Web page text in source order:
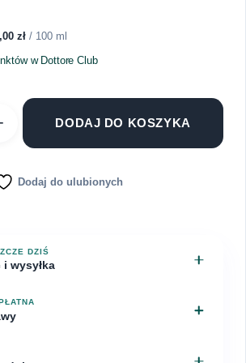
zł / 100 ml
w Dottore Club
DODAJ DO KOSZYKA
Dodaj do ulubionych
DZIŚ
wysyłka
dostawa: 10 sierpnia